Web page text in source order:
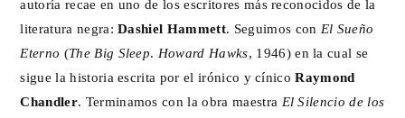
autoría recae en uno de los escritores más reconocidos de la
literatura negra:Dashiel Hammett. Seguimos con El Sueño
Eterno (The Big Sleep. Howard Hawks, 1946) en la cual se
sigue la historia escrita por el irónico y cínicoRaymond
Chandler. Terminamos con la obra maestra El Silencio de los